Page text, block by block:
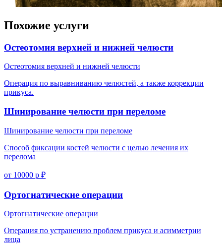
Похожие услуги
Остеотомия верхней и нижней челюсти
Остеотомия верхней и нижней челюсти
Операция по выравниванию челюстей, а также коррекции
прикуса.
Шинирование челюсти при переломе
Шинирование челюсти при переломе
Способ фиксации костей челюсти с целью лечения их
перелома
от 10000 р ₽
Ортогнатические операции
Ортогнатические операции
Операция по устранению проблем прикуса и асимметрии
лица